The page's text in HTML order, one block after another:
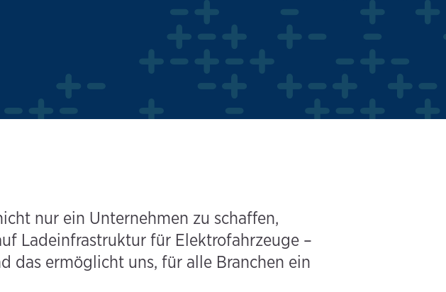
nur ein Unternehmen zu schaffen,
Ladeinfrastruktur für Elektrofahrzeuge –
das ermöglicht uns, für alle Branchen ein